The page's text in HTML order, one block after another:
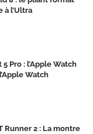
à l’Ultra
Pro : l’Apple Watch
Watch
Runner 2 : La montre